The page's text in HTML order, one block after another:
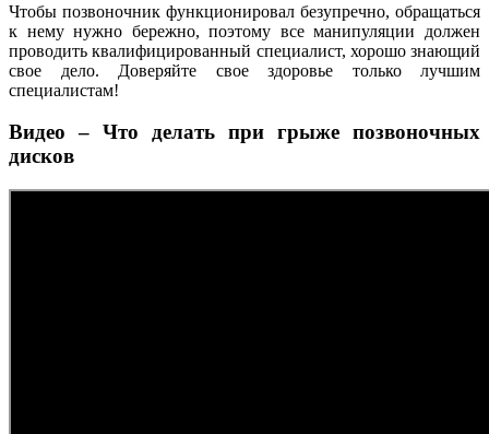
Чтобы позвоночник функционировал безупречно, обращаться
к нему нужно бережно, поэтому все манипуляции должен
проводить квалифицированный специалист, хорошо знающий
свое дело. Доверяйте свое здоровье только лучшим
специалистам!
Видео – Что делать при грыже позвоночных
дисков